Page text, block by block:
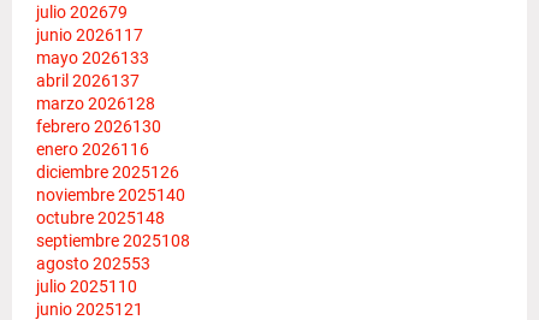
julio 202679
junio 2026117
mayo 2026133
abril 2026137
marzo 2026128
febrero 2026130
enero 2026116
diciembre 2025126
noviembre 2025140
octubre 2025148
septiembre 2025108
agosto 202553
julio 2025110
junio 2025121